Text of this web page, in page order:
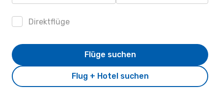
Direktflüge
Flug + Hotel suchen
Flüge suchen